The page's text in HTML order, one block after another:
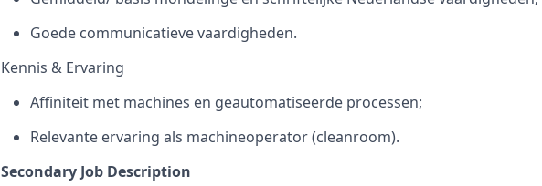
Goede communicatieve vaardigheden.
Kennis & Ervaring
Affiniteit met machines en geautomatiseerde processen;
Relevante ervaring als machineoperator (cleanroom).
Secondary Job Description